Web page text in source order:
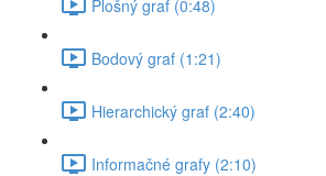
Plošný graf (0:48)
Bodový graf (1:21)
Hierarchický graf (2:40)
Informačné grafy (2:10)